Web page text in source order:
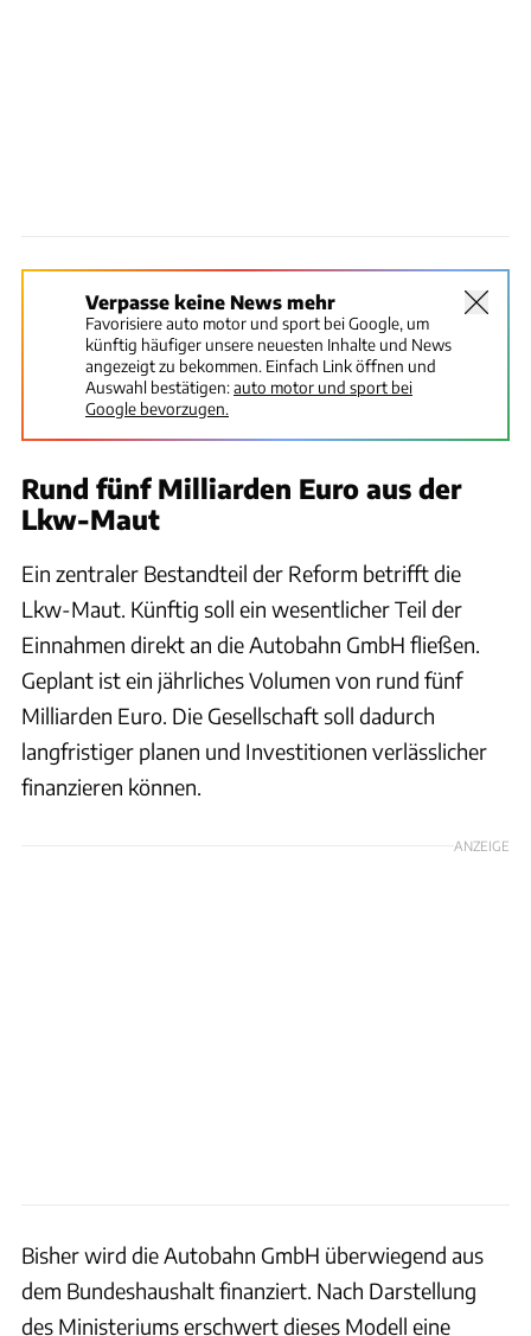
Verpasse keine News mehr
Favorisiere auto motor und sport bei Google, um
künftig häufiger unsere neuesten Inhalte und News
angezeigt zu bekommen. Einfach Link öffnen und
Auswahl bestätigen:auto motor und sport bei
Google bevorzugen.
Rund fünf Milliarden Euro aus der
Lkw-Maut
Ein zentraler Bestandteil der Reform betrifft die
Lkw-Maut. Künftig soll ein wesentlicher Teil der
Einnahmen direkt an die Autobahn GmbH fließen.
Geplant ist ein jährliches Volumen von rund fünf
Milliarden Euro. Die Gesellschaft soll dadurch
langfristiger planen und Investitionen verlässlicher
finanzieren können.
ANZEIGE
Bisher wird die Autobahn GmbH überwiegend aus
dem Bundeshaushalt finanziert. Nach Darstellung
des Ministeriums erschwert dieses Modell eine